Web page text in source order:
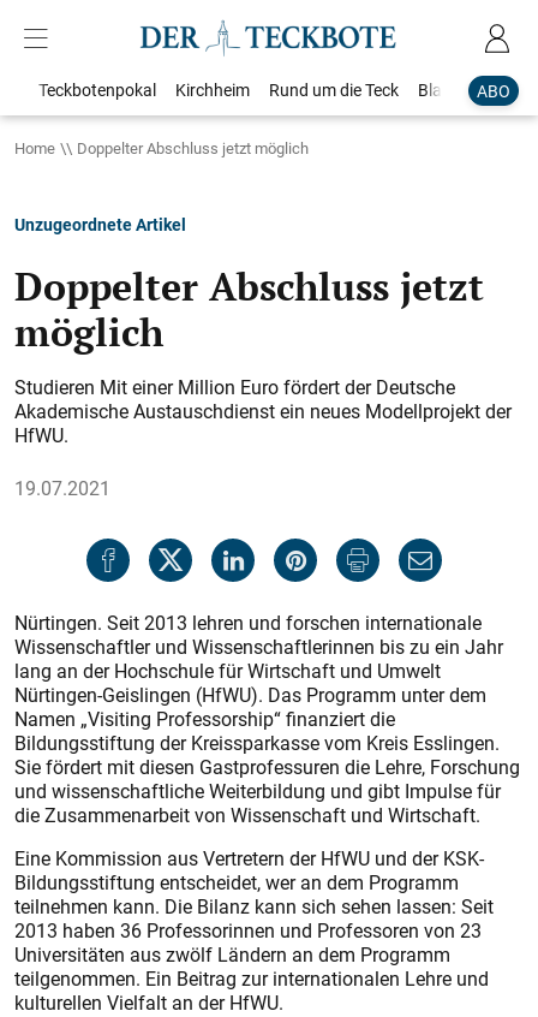
ABO
Teckbotenpokal Kirchheim Rund um die Teck Blaulicht
Home Doppelter Abschluss jetzt möglich
Unzugeordnete Artikel
Doppelter Abschluss jetzt
möglich
Studieren Mit einer Million Euro fördert der Deutsche
Akademische Austauschdienst ein neues Modellprojekt der
HfWU.
19.07.2021
Nürtingen. Seit 2013 lehren und forschen internationale
Wissenschaftler und Wissenschaftlerinnen bis zu ein Jahr
lang an der Hochschule für Wirtschaft und Umwelt
Nürtingen-Geislingen (HfWU). Das Programm unter dem
Namen „Visiting Professorship“ finanziert die
Bildungsstiftung der Kreissparkasse vom Kreis Esslingen.
Sie fördert mit diesen Gastprofessuren die Lehre, Forschung
und wissenschaftliche Weiterbildung und gibt Impulse für
die Zusammenarbeit von Wissenschaft und Wirtschaft.
Eine Kommission aus Vertretern der HfWU und der KSK-
Bildungsstiftung entscheidet, wer an dem Programm
teilnehmen kann. Die Bilanz kann sich sehen lassen: Seit
2013 haben 36 Professorinnen und Professoren von 23
Universitäten aus zwölf Ländern an dem Programm
teilgenommen. Ein Beitrag zur internationalen Lehre und
kulturellen Vielfalt an der HfWU.